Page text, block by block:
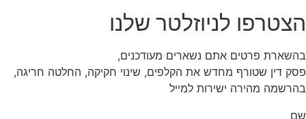
הצטרפו לניוזלטר שלנו
בהשארת פרטים אתם נשארים מעודכנים,
פסק דין שטורף מחדש את הקלפים, שינוי חקיקה, החלטה חריגה,
בהרשמה מהירה ישירות למייל
שם